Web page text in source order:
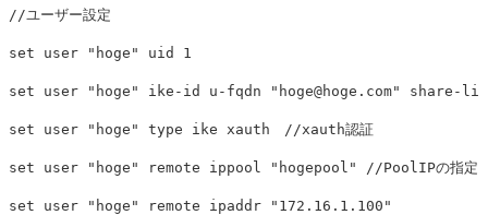
//ユーザー設定
set user "hoge" uid 1
set user "hoge" ike-id u-fqdn " hoge@hoge.com" share-limit
set user "hoge" type ike xauth　//xauth認証
set user "hoge" remote ippool "hogepool" //PoolIPの指定
set user "hoge" remote ipaddr "172.16.1.100"